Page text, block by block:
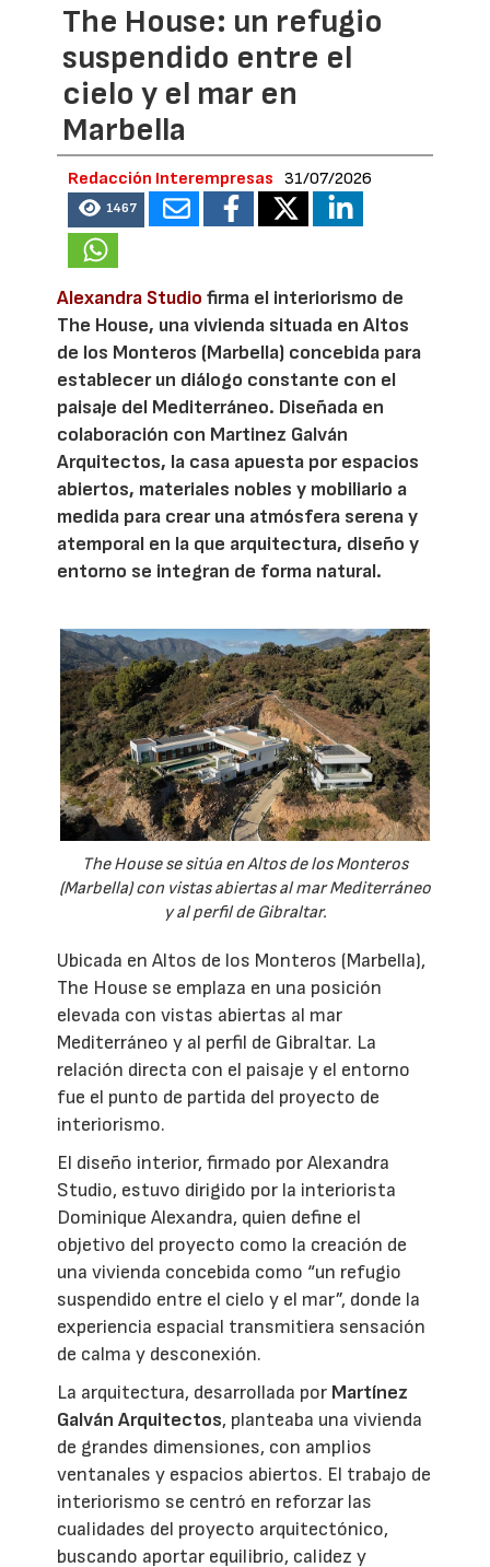
The House: un refugio
suspendido entre el
cielo y el mar en
Marbella
Redacción Interempresas 31/07/2026
1467
Alexandra Studio firma el interiorismo de
The House, una vivienda situada en Altos
de los Monteros (Marbella) concebida para
establecer un diálogo constante con el
paisaje del Mediterráneo. Diseñada en
colaboración con Martinez Galván
Arquitectos, la casa apuesta por espacios
abiertos, materiales nobles y mobiliario a
medida para crear una atmósfera serena y
atemporal en la que arquitectura, diseño y
entorno se integran de forma natural.
The House se sitúa en Altos de los Monteros
(Marbella) con vistas abiertas al mar Mediterráneo
y al perfil de Gibraltar.
Ubicada en Altos de los Monteros (Marbella),
The House se emplaza en una posición
elevada con vistas abiertas al mar
Mediterráneo y al perfil de Gibraltar. La
relación directa con el paisaje y el entorno
fue el punto de partida del proyecto de
interiorismo.
El diseño interior, firmado por Alexandra
Studio, estuvo dirigido por la interiorista
Dominique Alexandra, quien define el
objetivo del proyecto como la creación de
una vivienda concebida como “un refugio
suspendido entre el cielo y el mar”, donde la
experiencia espacial transmitiera sensación
de calma y desconexión.
La arquitectura, desarrollada por Martínez
Galván Arquitectos, planteaba una vivienda
de grandes dimensiones, con amplios
ventanales y espacios abiertos. El trabajo de
interiorismo se centró en reforzar las
cualidades del proyecto arquitectónico,
buscando aportar equilibrio, calidez y